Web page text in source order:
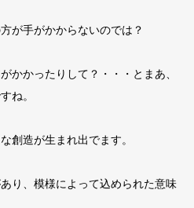
が手がかからないのでは？
かかったりして？・・・とまあ、
ね。
創造が生まれ出でます。
り、模様によって込められた意味